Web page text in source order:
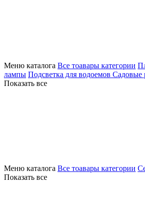
Меню каталога Все тоавары категории
лампы Подсветка для водоемов Садовые
Показать все
Меню каталога Все тоавары категории
Показать все